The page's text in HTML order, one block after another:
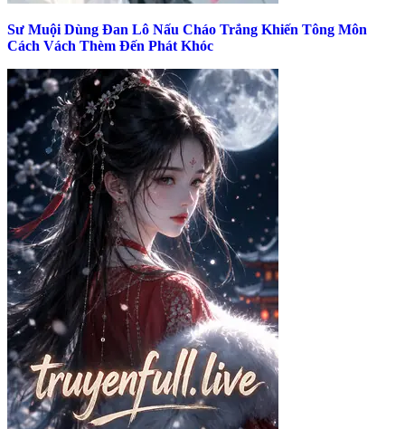
Sư Muội Dùng Đan Lô Nấu Cháo Trắng Khiến Tông Môn
Cách Vách Thèm Đến Phát Khóc